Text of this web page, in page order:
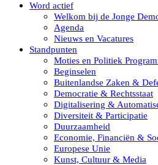
Word actief
Welkom bij de Jonge
Agenda
Nieuws en Vacatures
Standpunten
Moties en Politiek
Beginselen
Buitenlandse Zaken &
Democratie & Rechtsstaat
Digitalisering &
Diversiteit & Participatie
Duurzaamheid
Economie, Financiën &
Europese Unie
Kunst, Cultuur & Media